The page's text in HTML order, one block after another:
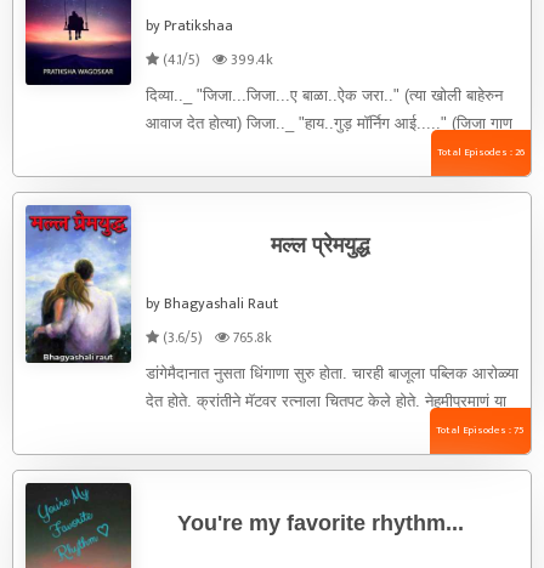
by Pratikshaa
(4.1/5)
399.4k
दिव्या.._ "जिजा...जिजा...ए बाळा..ऐक जरा.." (त्या खोली बाहेरुन
आवाज देत होत्या) जिजा.._ "हाय..गुड़ मॉर्निग आई....." (जिजा गाण
बंद करत म्हणाली) दिव्या.._ "गुड़ मॉर्निग बाळा..तुझ ...Total Episodes : 26
मल्ल प्रेमयुद्ध
by Bhagyashali Raut
(3.6/5)
765.8k
डांगेमैदानात नुसता धिंगाणा सुरु होता. चारही बाजूला पब्लिक आरोळ्या
देत होते. क्रांतीने मॅटवर रत्नाला चितपट केले होते. नेहमीप्रमाणं या
Total Episodes : 75
You're my favorite rhythm...